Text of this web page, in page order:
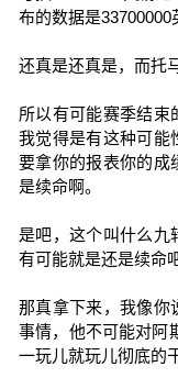
布的数据是33700000
还真是还真是，而托
所以有可能赛季结束
我觉得是有这种可能
要拿你的报表你的成
是续命啊。
是吧，这个叫什么九
有可能就是还是续命吧
那真拿下来，我像你
事情，他不可能对阿
一玩儿就玩儿彻底的